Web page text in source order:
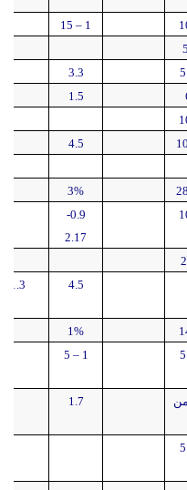
1 – 15
3.3
1.5
4.5
3%
0.9-
2.17
4.5
1.3
1%
1 – 5
1.7